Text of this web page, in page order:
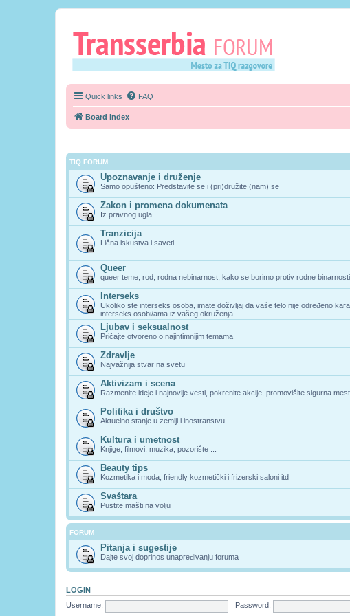
Quick links FAQ
Board index
TIQ FORUM
Upoznavanje i druženje
Samo opušteno: Predstavite se i (pri)družite (nam) se
Zakon i promena dokumenata
Iz pravnog ugla
Tranzicija
Lična iskustva i saveti
Queer
queer teme, rod, rodna nebinarnost, kako se borimo protiv rodne
Interseks
Ukoliko ste interseks osoba, imate doživljaj da vaše telo nije određeno
interseks osobi/ama iz vašeg okruženja
Ljubav i seksualnost
Pričajte otvoreno o najintimnijim temama
Zdravlje
Najvažnija stvar na svetu
Aktivizam i scena
Razmenite ideje i najnovije vesti, pokrenite akcije, promovišite sigurna
Politika i društvo
Aktuelno stanje u zemlji i inostranstvu
Kultura i umetnost
Knjige, filmovi, muzika, pozorište ...
Beauty tips
Kozmetika i moda, friendly kozmetički i frizerski saloni itd
Svaštara
Pustite mašti na volju
FORUM
Pitanja i sugestije
Dajte svoj doprinos unapređivanju foruma
LOGIN
Username:
Password: